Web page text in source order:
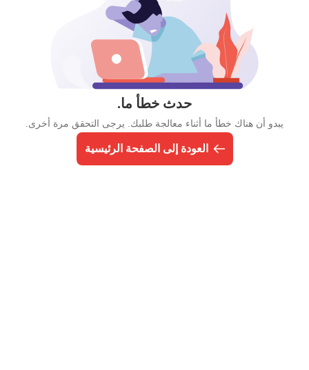
حدث خطأ ما.
يبدو أن هناك خطأ ما أثناء معالجة طلبك. يرجى التحقق مرة أخرى.
العودة إلى الصفحة الرئيسية